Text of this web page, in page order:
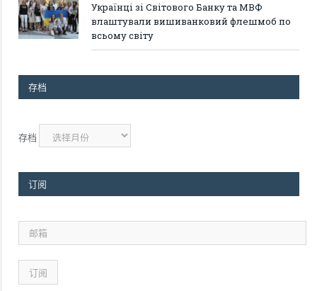
Українці зі Світового Банку та МВФ
влаштували вишиванковий флешмоб по
всьому світу
存档
存档
订阅